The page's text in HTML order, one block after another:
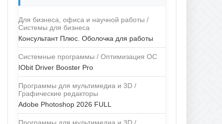
Для бизнеса, офиса и научной работы /
Системы для бизнеса
Консультант Плюс. Оболочка для работы
Системные программы / Оптимизация ОС
IObit Driver Booster Pro
Программы для мультимедиа и 3D /
Графические редакторы
Adobe Photoshop 2026 FULL